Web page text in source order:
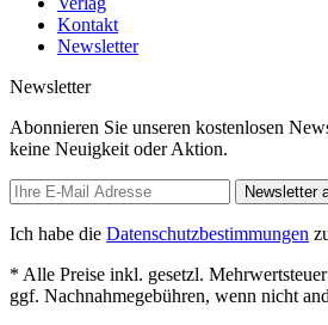
Kontakt
Newsletter
Newsletter
Abonnieren Sie unseren kostenlosen
keine Neuigkeit oder Aktion.
Newsletter
Ich habe die Datenschutzbestimmungen
* Alle Preise inkl. gesetzl.
ggf. Nachnahmegebühren, wenn nicht